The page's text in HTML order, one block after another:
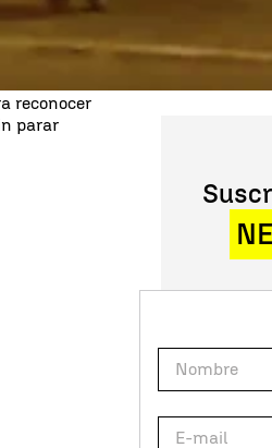
en casa
15
reconocer
parar